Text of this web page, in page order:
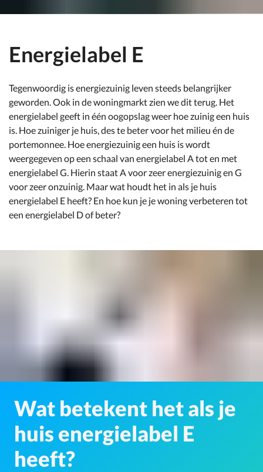
Energielabel E
Tegenwoordig is energiezuinig leven steeds belangrijker
geworden. Ook in de woningmarkt zien we dit terug. Het
energielabel geeft in één oogopslag weer hoe zuinig een huis
is. Hoe zuiniger je huis, des te beter voor het milieu én de
portemonnee. Hoe energiezuinig een huis is wordt
weergegeven op een schaal van energielabel A tot en met
energielabel G. Hierin staat A voor zeer energiezuinig en G
voor zeer onzuinig. Maar wat houdt het in als je huis
energielabel E heeft? En hoe kun je je woning verbeteren tot
een energielabel D of beter?
Wat betekent het als je
huis energielabel E
heeft?